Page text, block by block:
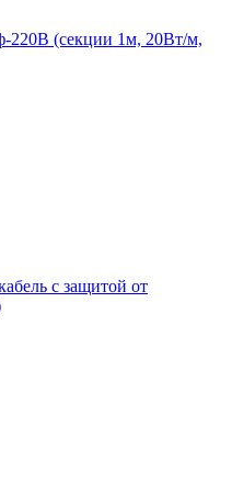
220В (секции 1м, 20Вт/м,
с защитой от